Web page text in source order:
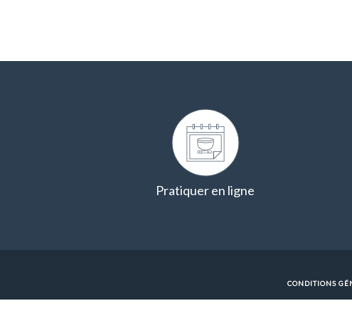
Pratiquer en ligne
CONDITIONS